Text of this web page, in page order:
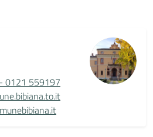
0121 559197